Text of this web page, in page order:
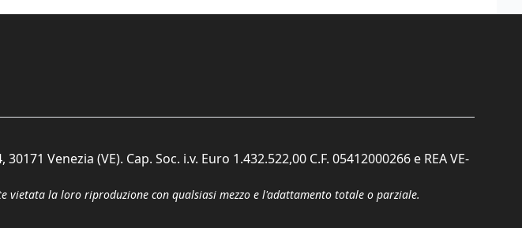
Venezia (VE). Cap. Soc. i.v. Euro 1.432.522,00 C.F. 05412000266 e REA VE-
vietata la loro riproduzione con qualsiasi mezzo e l'adattamento totale o parziale.